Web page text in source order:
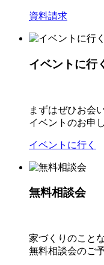
資料請求
イベントに行
まずはぜひお会
イベントのお申
イベントに行く
無料相談会
家づくりのこと
無料相談会のご